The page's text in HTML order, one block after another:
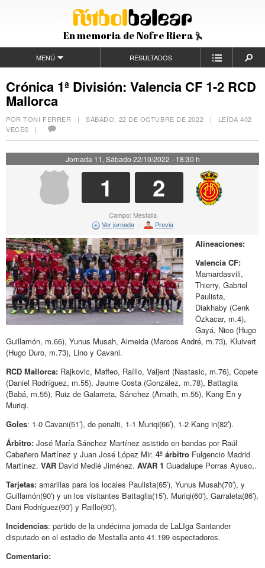
En memoria de Nofre Riera
MENÚ RESULTADOS
Crónica 1ª División: Valencia CF 1-2 RCD
Mallorca
POR TONI FERRER |SÁBADO, 22 DE OCTUBRE DE 2022 | LEÍDA 402
VECES |
Jornada 11, Sábado 22/10/2022 - 18:30 h
1 2
Campo: Mestalla
Ver jornada - Previa
Alineaciones:
Valencia CF:
Mamardasvili,
Thierry, Gabriel
Paulista,
Diakhaby (Cenk
Özkacar, m.4),
Gayá, Nico (Hugo
Guillamón, m.66), Yunus Musah, Almeida (Marcos André, m.73), Kluivert
(Hugo Duro, m.73), Lino y Cavani.
RCD Mallorca: Rajkovic, Maffeo, Raíllo, Valjent (Nastasic, m.76), Copete
(Daniel Rodríguez, m.55), Jaume Costa (González, m.78), Battaglia
(Babá, m.55), Ruiz de Galarreta, Sánchez (Amath, m.55), Kang En y
Muriqi.
Goles: 1-0 Cavani(51′), de penalti, 1-1 Muriqi(66′), 1-2 Kang in(82′).
Árbitro: José María Sánchez Martínez asistido en bandas por Raúl
Cabañero Martínez y Juan José López Mir. 4º árbitro Fulgencio Madrid
Martínez. VAR David Medié Jiménez. AVAR 1 Guadalupe Porras Ayuso,.
Tarjetas: amarillas para los locales Paulista(65′), Yunus Musah(70′), y
Guillamón(90′) y un los visitantes Battaglia(15′), Muriqi(60′), Garraleta(86′),
Dani Rodríguez(90′) y Raillo(90′).
Incidencias: partido de la undécima jornada de LaLIga Santander
disputado en el estadio de Mestalla ante 41.199 espectadores.
Comentario: